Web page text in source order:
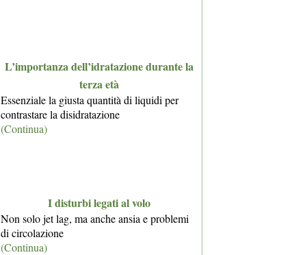
L’importanza dell’idratazione durante la
terza età
Essenziale la giusta quantità di liquidi per
contrastare la disidratazione
(Continua)
I disturbi legati al volo
Non solo jet lag, ma anche ansia e problemi
di circolazione
(Continua)